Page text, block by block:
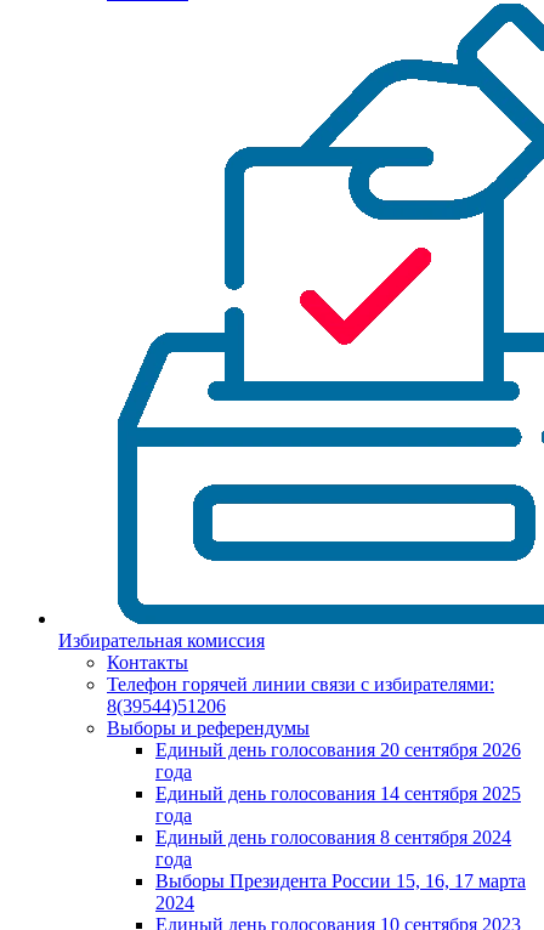
Избирательная комиссия
Контакты
Телефон горячей линии связи с избирателями:
8(39544)51206
Выборы и референдумы
Единый день голосования 20 сентября 2026
года
Единый день голосования 14 сентября 2025
года
Единый день голосования 8 сентября 2024
года
Выборы Президента России 15, 16, 17 марта
2024
Единый день голосования 10 сентября 2023